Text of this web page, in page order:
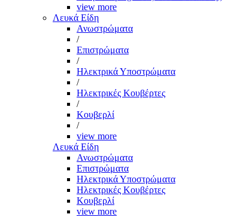
view more
Λευκά Είδη
Ανωστρώματα
/
Επιστρώματα
/
Ηλεκτρικά Υποστρώματα
/
Ηλεκτρικές Κουβέρτες
/
Κουβερλί
/
view more
Λευκά Είδη
Ανωστρώματα
Επιστρώματα
Ηλεκτρικά Υποστρώματα
Ηλεκτρικές Κουβέρτες
Κουβερλί
view more